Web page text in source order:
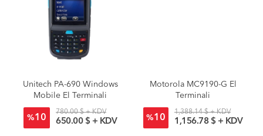
Unitech PA-690 Windows
Mobile El Terminali
%10
780.00 $ + KDV
650.00 $ + KDV
Motorola MC9190-G El
Terminali
%10
1,388.14 $ + KDV
1,156.78 $ + KDV